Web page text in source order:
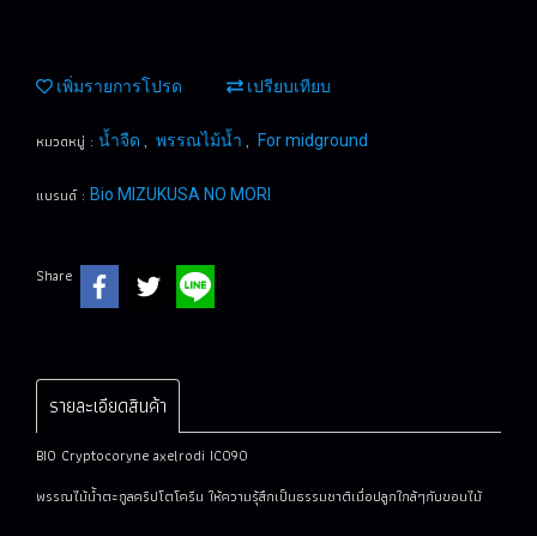
เพิ่มรายการโปรด เปรียบเทียบ
หมวดหมู่ : น้ำจืด , พรรณไม้น้ำ , For midground
แบรนด์ : Bio MIZUKUSA NO MORI
Share
รายละเอียดสินค้า
BIO Cryptocoryne axelrodi IC090
พรรณไม้น้ำตะกูลคริปโตโครีน ให้ความรุ้สึกเป็นธรรมชาติเมื่อปลูกใกล้ๆกับขอนไม้